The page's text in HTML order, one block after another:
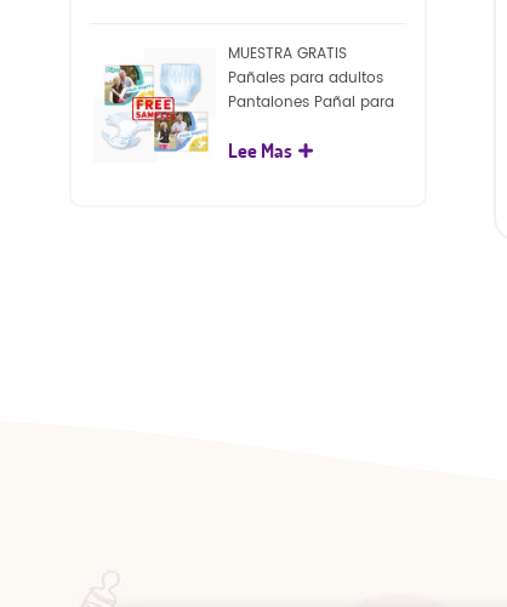
MUESTRA GRATIS
Pañales para adultos
Pantalones Pañal para
para adultos
Lee Mas